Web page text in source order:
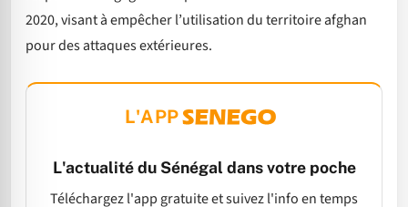
2020, visant à empêcher l’utilisation du territoire afghan
pour des attaques extérieures.
L'APP
L'actualité du Sénégal dans votre poche
Téléchargez l'app gratuite et suivez l'info en temps